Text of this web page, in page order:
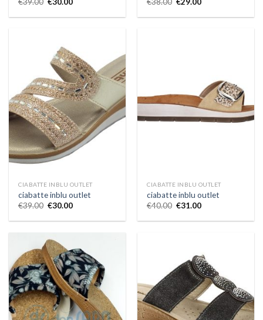
CIABATTE INBLU OUTLET
ciabatte inblu outlet
€39.00 €30.00
CIABATTE INBLU OUTLET
ciabatte inblu outlet
€40.00 €31.00